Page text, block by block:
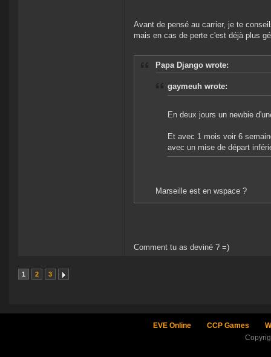
Avant de pensé au carrier, je te
mais en cas de perte c'est déjà plus
Papa Django wrote:
gaymeuh wrote:
En deux jours un newbie
Et avec 1 mois voir 6
avec un mise de départ
Marseille est en wspace ?
Comment tu as deviné ? =)
1 2 3
EVE Online CCP Games